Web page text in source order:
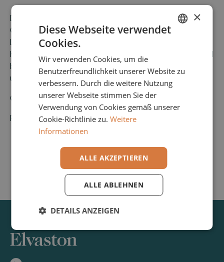
Die Glaux Soft AG hat mit der Übernahme der Printcom
Gruppe ihr Produktportfolio um Output Management
Lösungen erweitert. Die Printcom betreut
hauptsächlich öffentliche Behörden in der Schweiz und
bietet diesen eine unternehmensweite Digitalisierung
und Standardisierung von Output-Prozessen an.
Glaux Soft
Printcom Gruppe
×
Diese Webseite verwendet
Cookies.
Wir verwenden Cookies, um die
Benutzerfreundlichkeit unserer Website zu
verbessern. Durch die weitere Nutzung
unserer Webseite stimmen Sie der
Verwendung von Cookies gemäß unserer
Cookie-Richtlinie zu. Weitere
Informationen
ALLE AKZEPTIEREN
ALLE ABLEHNEN
DETAILS ANZEIGEN